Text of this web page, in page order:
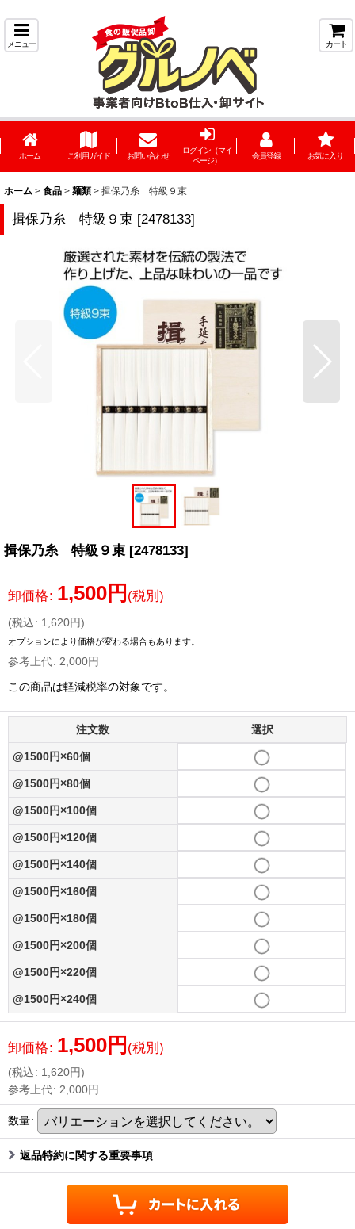
メニュー カート
ホーム ご利用ガイド お問い合わせ
ログイン（マイ
ページ）
会員登録 お気に入り
ホーム > 食品 > 麺類 > 揖保乃糸 特級９束
揖保乃糸 特級９束 [2478133]
揖保乃糸 特級９束 [2478133]
卸価格: 1,500円 (税別)
(税込: 1,620円)
オプションにより価格が変わる場合もあります。
参考上代: 2,000円
この商品は軽減税率の対象です。
注文数 選択
@1500円×60個
@1500円×80個
@1500円×100個
@1500円×120個
@1500円×140個
@1500円×160個
@1500円×180個
@1500円×200個
@1500円×220個
@1500円×240個
卸価格: 1,500円 (税別)
(税込: 1,620円)
参考上代: 2,000円
数量:
返品特約に関する重要事項